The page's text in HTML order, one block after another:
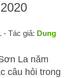
- Tác giả: Dung
La năm
câu hỏi trong